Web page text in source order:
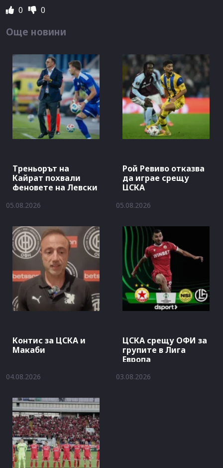
0 0
Още новини
Треньорът на
Кайрат похвали
феновете на Левски
05.08.2026
Рой Ревиво отказва
да играе срещу
ЦСКА
05.08.2026
Контис за ЦСКА и
Макаби
04.08.2026
ЦСКА срещу ОФИ за
групите в Лига
Европа
03.08.2026